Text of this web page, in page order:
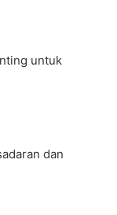
untuk
dan